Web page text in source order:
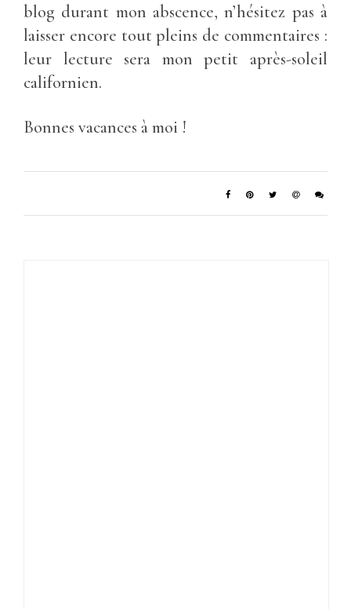
blog durant mon abscence, n’hésitez pas à
laisser encore tout pleins de commentaires :
leur lecture sera mon petit après-soleil
californien.
Bonnes vacances à moi !